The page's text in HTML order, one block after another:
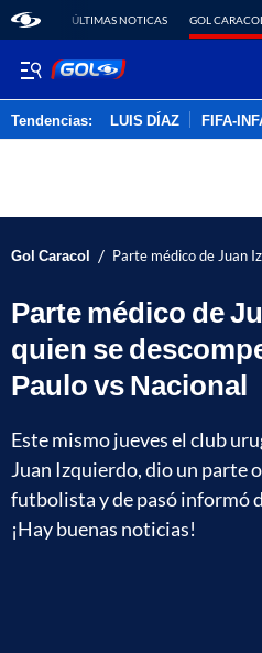
ÚLTIMAS NOTICAS GOL CARACOL
Tendencias: LUIS DÍAZ FIFA-
Gol Caracol / Parte médico de Juan
Parte médico de
quien se
Paulo vs Nacional
Este mismo jueves el club
Juan Izquierdo, dio un parte
futbolista y de pasó informó
¡Hay buenas noticias!